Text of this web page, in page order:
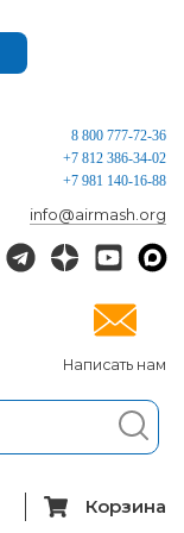
Написать нам
8 800 777-72-36
+7 812 386-34-02
+7 981 140-16-88
info@airmash.org
Корзина